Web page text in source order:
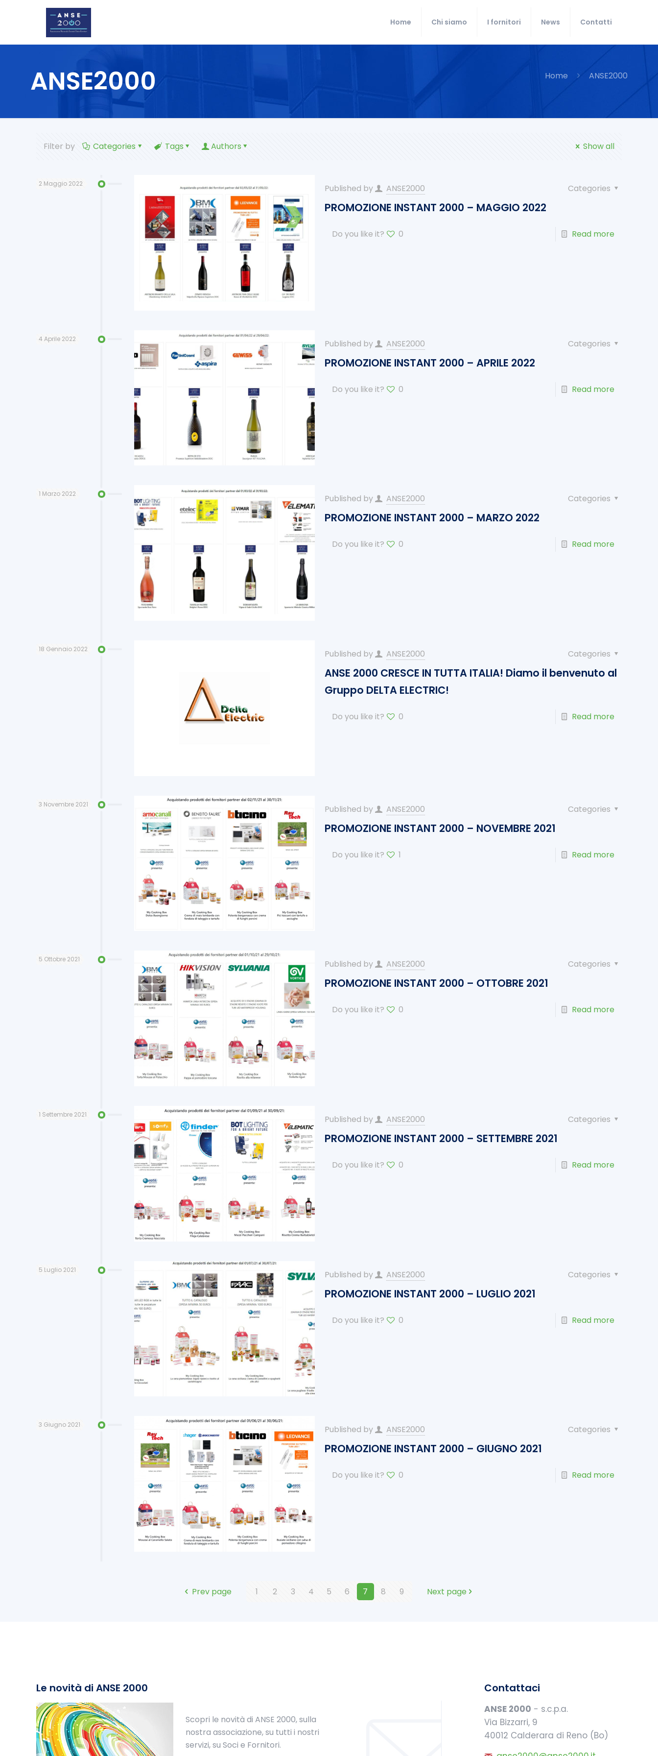
Home Chi siamo I fornitori News Contatti
ANSE2000 Home ANSE2000
Filter by Categories Tags Authors Show all
2 Maggio 2022 Published by ANSE2000 Categories
PROMOZIONE INSTANT 2000 – MAGGIO 2022
Do you like it? 0 Read more
4 Aprile 2022 Published by ANSE2000 Categories
PROMOZIONE INSTANT 2000 – APRILE 2022
Do you like it? 0 Read more
1 Marzo 2022 Published by ANSE2000 Categories
PROMOZIONE INSTANT 2000 – MARZO 2022
Do you like it? 0 Read more
18 Gennaio 2022 Published by ANSE2000 Categories
ANSE 2000 CRESCE IN TUTTA ITALIA! Diamo il benvenuto al
Gruppo DELTA ELECTRIC!
Do you like it? 0 Read more
3 Novembre 2021 Published by ANSE2000 Categories
PROMOZIONE INSTANT 2000 – NOVEMBRE 2021
Do you like it? 1 Read more
5 Ottobre 2021 Published by ANSE2000 Categories
PROMOZIONE INSTANT 2000 – OTTOBRE 2021
Do you like it? 0 Read more
1 Settembre 2021 Published by ANSE2000 Categories
PROMOZIONE INSTANT 2000 – SETTEMBRE 2021
Do you like it? 0 Read more
5 Luglio 2021 Published by ANSE2000 Categories
PROMOZIONE INSTANT 2000 – LUGLIO 2021
Do you like it? 0 Read more
3 Giugno 2021 Published by ANSE2000 Categories
PROMOZIONE INSTANT 2000 – GIUGNO 2021
Do you like it? 0 Read more
Prev page 1 2 3 4 5 6 7 8 9 Next page
Le novità di ANSE 2000
Scopri le novità di ANSE 2000, sulla
nostra associazione, su tutti i nostri
servizi, su Soci e Fornitori.
Contattaci
ANSE 2000 - s.c.p.a.
Via Bizzarri, 9
40012 Calderara di Reno (Bo)